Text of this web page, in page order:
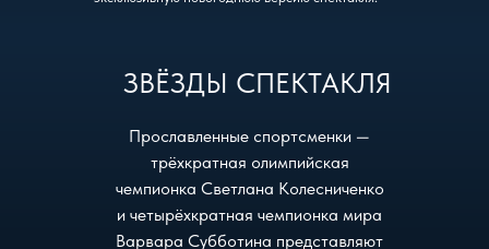
ЗВЁЗДЫ СПЕКТАКЛЯ
Прославленные спортсменки —
трёхкратная олимпийская
чемпионка Светлана Колесниченко
и четырёхкратная чемпионка мира
Варвара Субботина представляют